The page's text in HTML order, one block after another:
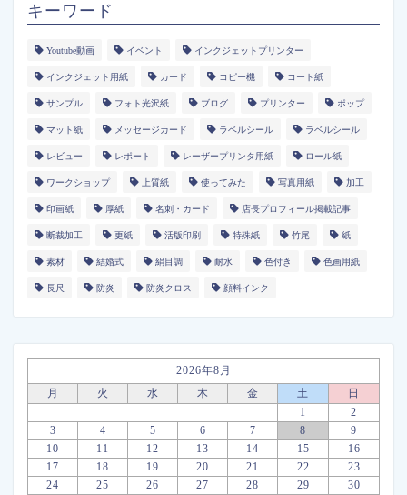
キーワード
Youtube動画 イベント インクジェットプリンター
インクジェット用紙 カード コピー機 コート紙
サンプル フォト光沢紙 ブログ プリンター ポップ
マット紙 メッセージカード ラベルシール ラベルシール
レビュー レポート レーザープリンタ用紙 ロール紙
ワークショップ 上質紙 使ってみた 写真用紙 加工
印画紙 厚紙 名刺・カード 店長プロフィール掲載記事
断裁加工 更紙 活版印刷 特殊紙 竹尾 紙
素材 結婚式 絹目調 耐水 色付き 色画用紙
長尺 防炎 防炎クロス 顔料インク
2026年8月
月
火 水 木 金 土
日
1
2
3
4 5 6 7 8
9
10
11 12 13 14 15
16
17
18 19 20 21 22
23
24
25 26 27 28 29
30